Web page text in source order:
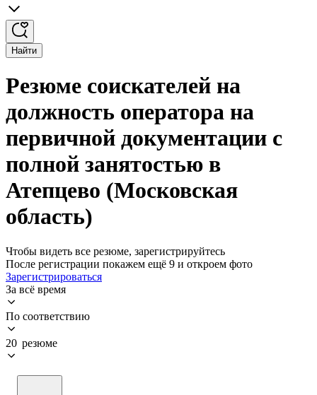
Найти
Резюме соискателей на
должность оператора на
первичной документации с
полной занятостью в
Атепцево (Московская
область)
Чтобы видеть все резюме, зарегистрируйтесь
После регистрации покажем ещё 9 и откроем фото
Зарегистрироваться
За всё время
По соответствию
20 резюме